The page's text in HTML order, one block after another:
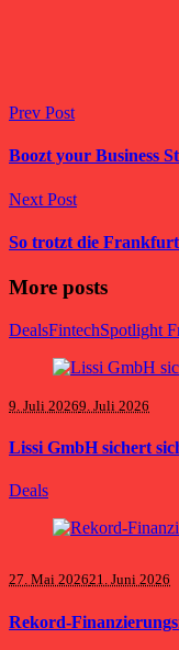
Prev Post
Boozt your Business
Next Post
So trotzt die
More posts
DealsFintechSpotlight
9. Juli 20269. Juli 2026
Lissi GmbH sichert
Deals
27. Mai 202621. Juni 2026
Rekord-